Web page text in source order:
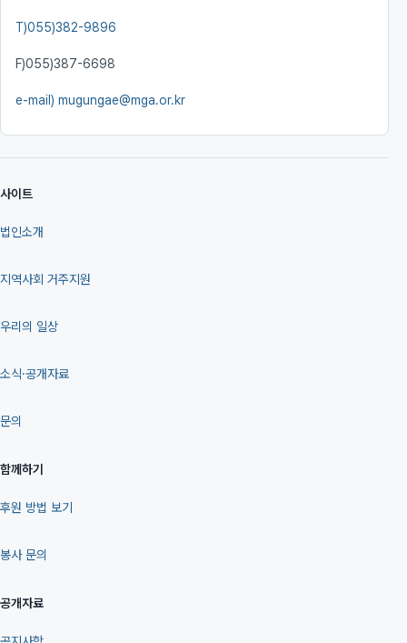
T)055)382-9896
F)055)387-6698
e-mail) mugungae@mga.or.kr
사이트
법인소개
지역사회 거주지원
우리의 일상
소식·공개자료
문의
함께하기
후원 방법 보기
봉사 문의
공개자료